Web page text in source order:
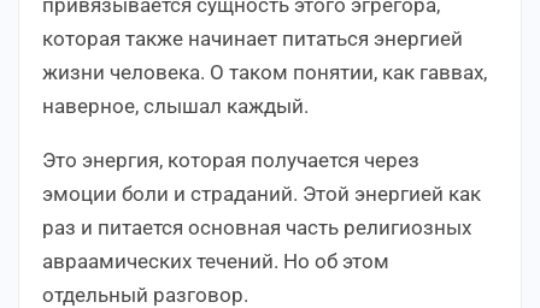
которая также начинает питаться энергией
жизни человека. О таком понятии, как гаввах,
наверное, слышал каждый.
Это энергия, которая получается через
эмоции боли и страданий. Этой энергией как
раз и питается основная часть религиозных
авраамических течений. Но об этом
отдельный разговор.